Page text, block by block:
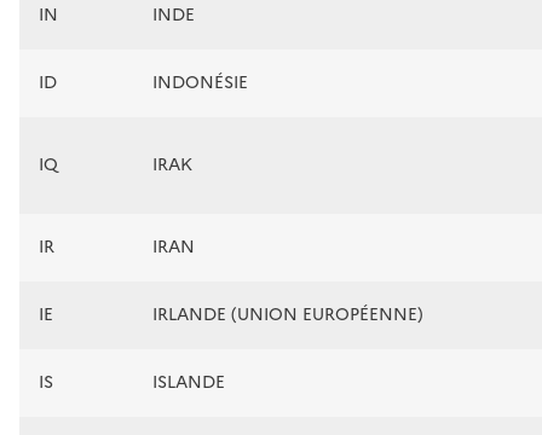
IN INDE
ID INDONÉSIE
IQ IRAK
IR IRAN
IE IRLANDE (UNION EUROPÉENNE)
IS ISLANDE